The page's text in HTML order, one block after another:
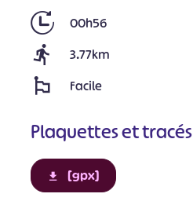
00h56
3.77km
Facile
Plaquettes et tracés
[gpx]